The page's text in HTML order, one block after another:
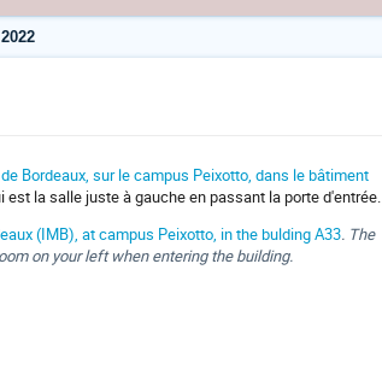
Bordeaux, sur le campus Peixotto, dans le bâtiment
la salle juste à gauche en passant la porte d'entrée.
(IMB), at campus Peixotto, in the bulding A33. The
on your left when entering the building.